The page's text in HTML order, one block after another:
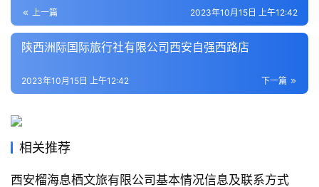
游
之
家
本
地
生
旅
上一篇 2023年10月15日 上午12:42
陕西洲际国际旅行社有限公司西安自强西路店
下一篇
2023年10月15日 上午12:42
相关推荐
西安榴海息栖文旅有限公司基本情况信息及联系方式